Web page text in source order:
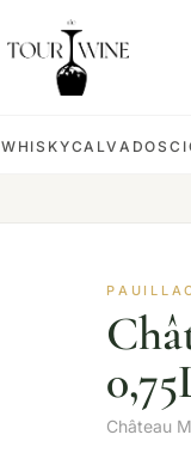
WHISKYCALVADOS
Château